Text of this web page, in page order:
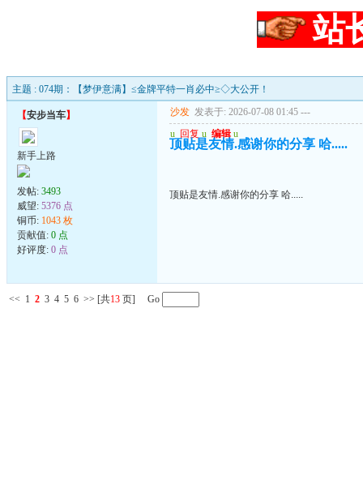
站
主题 : 074期：【梦伊意满】≤金牌平特一肖必中≥◇大公开！
【安步当车】
新手上路
发帖: 3493
威望: 5376 点
铜币: 1043 枚
贡献值: 0 点
好评度: 0 点
沙发 发表于: 2026-07-08 01:45 ---
u 回复 u 编辑 u
顶贴是友情.感谢你的分享 哈.....
顶贴是友情.感谢你的分享 哈.....
<< 1 2 3 4 5 6 >> [共13 页] Go